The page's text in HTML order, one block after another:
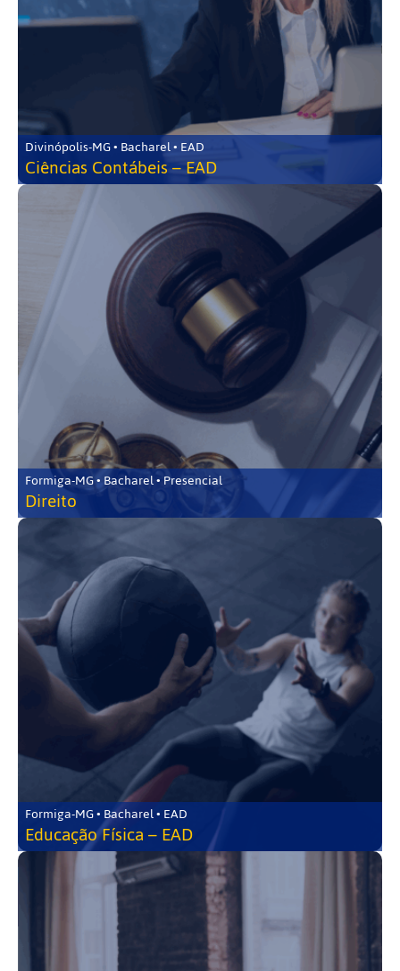
Divinópolis-MG • Bacharel • EAD
Ciências Contábeis – EAD
Formiga-MG • Bacharel • Presencial
Direito
Formiga-MG • Bacharel • EAD
Educação Física – EAD